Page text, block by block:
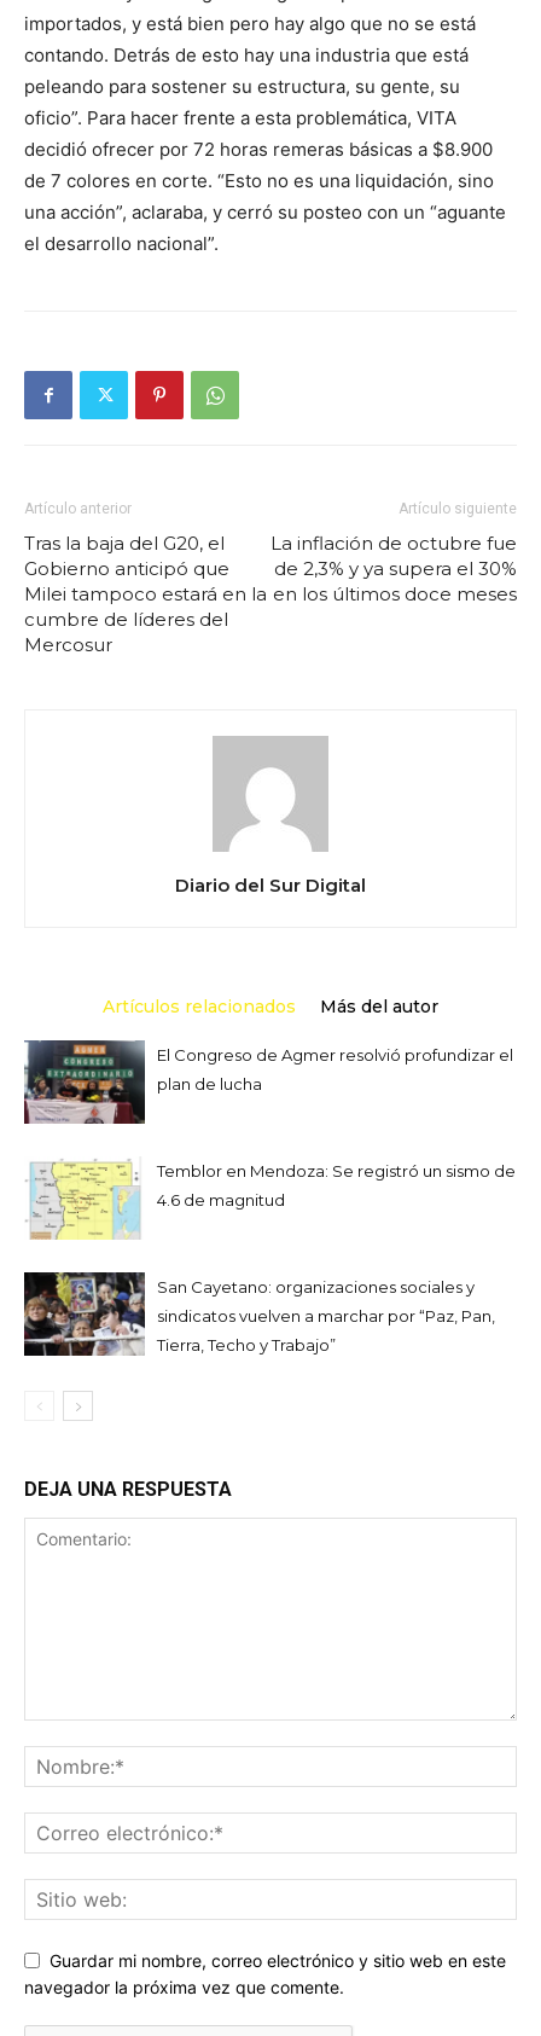
importados, y está bien pero hay algo que no se está
contando. Detrás de esto hay una industria que está
peleando para sostener su estructura, su gente, su
oficio”. Para hacer frente a esta problemática, VITA
decidió ofrecer por 72 horas remeras básicas a $8.900
de 7 colores en corte. “Esto no es una liquidación, sino
una acción”, aclaraba, y cerró su posteo con un “aguante
el desarrollo nacional”.
Artículo anterior
Tras la baja del G20, el
Gobierno anticipó que
Milei tampoco estará en la
cumbre de líderes del
Mercosur
Artículo siguiente
La inflación de octubre fue
de 2,3% y ya supera el 30%
en los últimos doce meses
Diario del Sur Digital
Artículos relacionados Más del autor
El Congreso de Agmer resolvió profundizar el
plan de lucha
Temblor en Mendoza: Se registró un sismo de
4.6 de magnitud
San Cayetano: organizaciones sociales y
sindicatos vuelven a marchar por “Paz, Pan,
Tierra, Techo y Trabajo”
DEJA UNA RESPUESTA
Guardar mi nombre, correo electrónico y sitio web en este
navegador la próxima vez que comente.